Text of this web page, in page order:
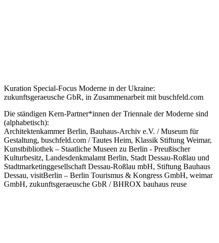
Kuration Special-Focus Moderne in der Ukraine:
zukunftsgeraeusche GbR, in Zusammenarbeit mit buschfeld.com
Die ständigen Kern-Partner*innen der Triennale der Moderne sind
(alphabetisch):
Architektenkammer Berlin, Bauhaus-Archiv e.V. / Museum für
Gestaltung, buschfeld.com / Tautes Heim, Klassik Stiftung Weimar,
Kunstbibliothek – Staatliche Museen zu Berlin - Preußischer
Kulturbesitz, Landesdenkmalamt Berlin, Stadt Dessau-Roßlau und
Stadtmarketinggesellschaft Dessau-Roßlau mbH, Stiftung Bauhaus
Dessau, visitBerlin – Berlin Tourismus & Kongress GmbH, weimar
GmbH, zukunftsgeraeusche GbR / BHROX bauhaus reuse